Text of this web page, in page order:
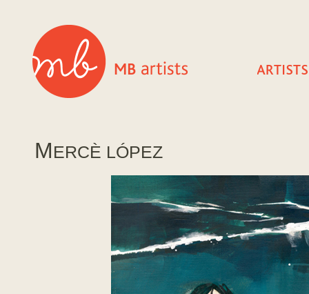
MERCÈ LÓPEZ